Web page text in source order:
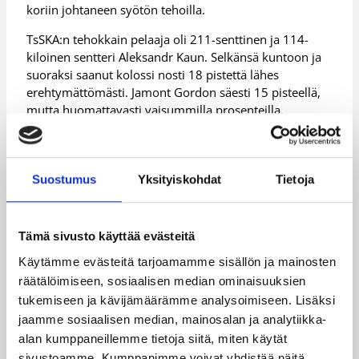
Suostumus Yksityiskohdat Tietoja
Tämä sivusto käyttää evästeitä
Käytämme evästeitä tarjoamamme sisällön ja mainosten
räätälöimiseen, sosiaalisen median ominaisuuksien
tukemiseen ja kävijämäärämme analysoimiseen. Lisäksi
jaamme sosiaalisen median, mainosalan ja analytiikka-
alan kumppaneillemme tietoja siitä, miten käytät
koriin johtaneen syötön tehoilla.
TsSKA:n tehokkain pelaaja oli 211-senttinen ja 114-
kiloinen sentteri Aleksandr Kaun. Selkänsä kuntoon ja
suoraksi saanut kolossi nosti 18 pistettä lähes
erehtymättömästi. Jamont Gordon säesti 15 pisteellä,
mutta huomattavasti vaisummilla prosenteilla.
TsSKA:n pelaajista Kaunin, Sergei Bykovin ja Andrey
Vorontsevichin tavoin Venäjän maajoukkuekalustoon
kuuluva Victor Khryapa puki hänkin peliasun ylleen,
mutta parketilla nilkkavammasta toipuvaa miestä ei
– Khryapa on jo ollut mukana harjoituksissa, mutta
päätimme yhdessä lääkäreiden kanssa, että pidämme
hänet vielä penkillä. Odotamme parempaa
mahdollisuutta ottaa Khryapa takaisin peliin, muotoili
Kazlauskas.
Tuo tilaisuus toteutuu näillä näkymin hyvinkin